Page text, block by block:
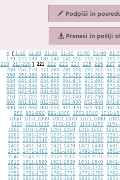
< [ 1-10 11-20 21-30 31-40 41-50 51-60 61-
120
121-130 131-140 141-150 151-160 161-
210
211-220 ] 221 222 223 224 225 226 227
260
261-270 271-280 281-290 291-300 301-
350
351-360 361-370 371-380 381-390 391-
440
441-450 451-460 461-470 471-480 481-
530
531-540 541-550 551-560 561-570 571-
620
621-630 631-640 641-650 651-660 661-
710
711-720 721-730 731-740 741-750 751-
800
801-810 811-820 821-830 831-840 841-
890
891-900 901-910 911-920 921-930 931-
980
981-990 991-1000 1001-1010 1011-
1050
1051-1060 1061-1070 1071-1080
1120
1121-1130 1131-1140 1141-1150
1190
1191-1200 1201-1210 1211-1220 1221-
1260
1261-1270 1271-1280 1281-1290
1330
1331-1340 1341-1350 1351-1360
1400
1401-1410 1411-1420 1421-1430
1470
1471-1480 1481-1490 1491-1500
1540
1541-1550 1551-1560 1561-1570
1610
1611-1620 1621-1630 1631-1640
1680
1681-1690 1691-1700 1701-1710
1750
1751-1760 1761-1770 1771-1780
1820
1821-1830 1831-1840 1841-1850